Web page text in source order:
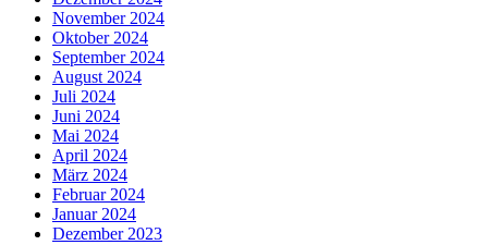
November 2024
Oktober 2024
September 2024
August 2024
Juli 2024
Juni 2024
Mai 2024
April 2024
März 2024
Februar 2024
Januar 2024
Dezember 2023